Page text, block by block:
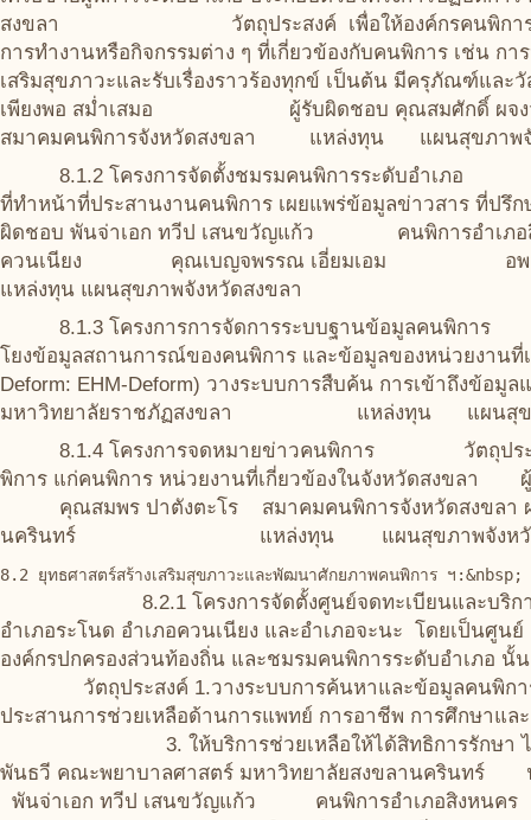
สงขลา วัตถุประสงค์ เพื่อให้องค์กรคนพิการมีที่ตั้งที่ถ
การทำงานหรือกิจกรรมต่าง ๆ ที่เกี่ยวข้องกับคนพิการ เช่น
เสริมสุขภาวะและรับเรื่องราวร้องทุกข์ เป็นต้น มีครุภัณฑ์แล
เพียงพอ สม่ำเสมอ ผู้รับผิดชอบ คุณสมศักดิ์ ผจ
สมาคมคนพิการจังหวัดสงขลา แหล่งทุน แผนสุขภาพจั
8.1.2 โครงการจัดตั้งชมรมคนพิการระดับอำเภ
ที่ทำหน้าที่ประสานงานคนพิการ เผยแพร่ข้อมูลข่าวสาร
ผิดชอบ พันจ่าเอก ทวีป เสนขวัญแก้ว คนพิกา
ควนเนียง คุณเบญจพรรณ เอี่ยมเอม อพม. ก
แหล่งทุน แผนสุขภาพจังหวัดสงขลา
8.1.3 โครงการการจัดการระบบฐานข้อมูลคนพิก
โยงข้อมูลสถานการณ์ของคนพิการ และข้อมูลของหน่วยงาน
Deform: EHM-Deform) วางระบบการสืบค้น การเข้าถึ
มหาวิทยาลัยราชภัฏสงขลา แหล่งทุน แผนสุขภา
8.1.4 โครงการจดหมายข่าวคนพิการ วัตถุประสงค์
พิการ แก่คนพิการ หน่วยงานที่เกี่ยวข้องในจังหวัดสงขล
คุณสมพร ปาตังตะโร สมาคมคนพิการจังหวัดสงขลา ผ
นครินทร์ แหล่งทุน แผนสุขภาพจังหวัดส
8.2.1 โครงการจัดตั้งศูนย์จดทะเบียนและบริการผู้พิ
อำเภอระโนด อำเภอควนเนียง และอำเภอจะนะ โดยเป็นศู
องค์กรปกครองส่วนท้องถิ่น และชมรมคนพิการระดับอำเภอ นั้
วัตถุประสงค์ 1.วางระบบการค้นหาและข้อมูลค
ประสานการช่วยเหลือด้านการแพทย์ การอาชีพ การศึกษาแล
3. ให้บริการช่วยเหลือให้ได้สิทธิการรักษา ได้อุป
พันธวี คณะพยาบาลศาสตร์ มหาวิทยาลัยสงขลานครินท
พันจ่าเอก ทวีป เสนขวัญแก้ว คนพิการอำเภอสิ